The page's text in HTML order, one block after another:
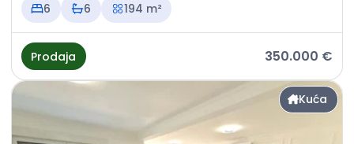
6
6 194 m²
Prodaja 350.000 €
Kuća